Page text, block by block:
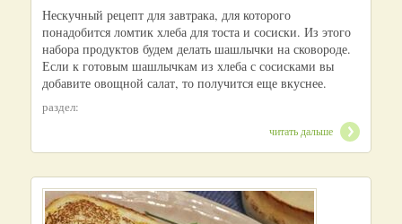
Нескучный рецепт для завтрака, для которого
понадобится ломтик хлеба для тоста и сосиски. Из этого
набора продуктов будем делать шашлычки на сковороде.
Если к готовым шашлычкам из хлеба с сосисками вы
добавите овощной салат, то получится еще вкуснее.
раздел:
читать дальше